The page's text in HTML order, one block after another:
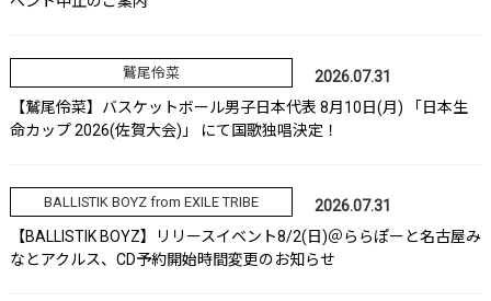
鷲尾伶菜
2026.07.31
【鷲尾伶菜】バスケットボール男子日本代表 8月10日(月) 「日本生
命カップ 2026(佐賀大会)」 にて国歌独唱決定！
BALLISTIK BOYZ from EXILE TRIBE
2026.07.31
【BALLISTIK BOYZ】リリースイベント8/2(日)＠ららぽーと名古屋み
なとアクルス、CD予約開始時間変更のお知らせ